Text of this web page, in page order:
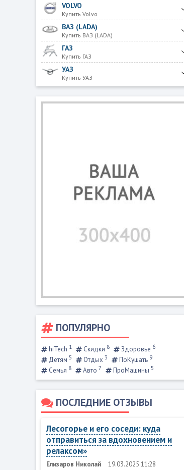
VOLVO
Купить Volvo
ВАЗ (LADA)
Купить ВАЗ (LADA)
ГАЗ
Купить ГАЗ
УАЗ
Купить УАЗ
ПОПУЛЯРНО
hiTech 1 Скидки 8 Здоровье 6
Детям 5 Отдых 3 ПоКушать 9
Семья 8 Авто 7 ПроМашины 5
ПОСЛЕДНИЕ ОТЗЫВЫ
Лесогорье и его соседи: куда
отправиться за вдохновением и
релаксом»
Елизаров Николай 19.03.2025 11:28